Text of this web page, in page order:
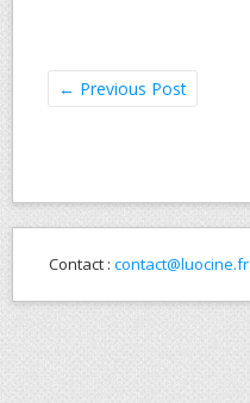
← Previous Post
Contact : contact@luocine.fr